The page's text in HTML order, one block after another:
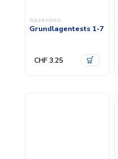
Abzeichen
Grundlagentests 1-7
CHF 3.25